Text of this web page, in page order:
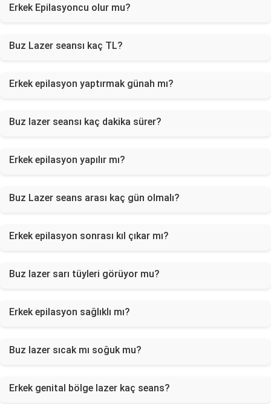
Erkek Epilasyoncu olur mu?
Buz Lazer seansı kaç TL?
Erkek epilasyon yaptırmak günah mı?
Buz lazer seansı kaç dakika sürer?
Erkek epilasyon yapılır mı?
Buz Lazer seans arası kaç gün olmalı?
Erkek epilasyon sonrası kıl çıkar mı?
Buz lazer sarı tüyleri görüyor mu?
Erkek epilasyon sağlıklı mı?
Buz lazer sıcak mı soğuk mu?
Erkek genital bölge lazer kaç seans?